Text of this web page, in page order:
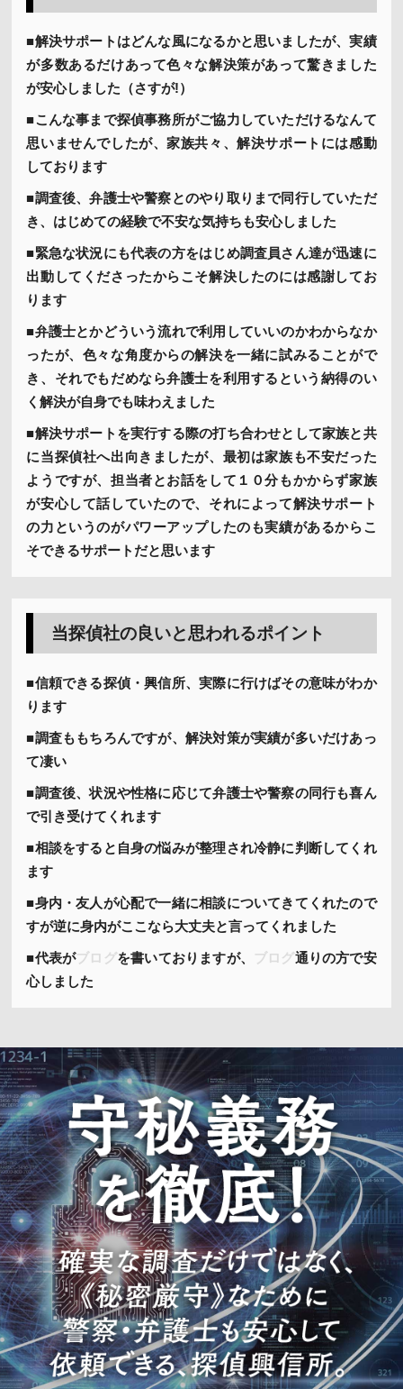
■解決サポートはどんな風になるかと思いましたが、実績
が多数あるだけあって色々な解決策があって驚きました
が安心しました（さすが!）
■こんな事まで探偵事務所がご協力していただけるなんて
思いませんでしたが、家族共々、解決サポートには感動
しております
■調査後、弁護士や警察とのやり取りまで同行していただ
き、はじめての経験で不安な気持ちも安心しました
■緊急な状況にも代表の方をはじめ調査員さん達が迅速に
出動してくださったからこそ解決したのには感謝してお
ります
■弁護士とかどういう流れで利用していいのかわからなか
ったが、色々な角度からの解決を一緒に試みることがで
き、それでもだめなら弁護士を利用するという納得のい
く解決が自身でも味わえました
■解決サポートを実行する際の打ち合わせとして家族と共
に当探偵社へ出向きましたが、最初は家族も不安だった
ようですが、担当者とお話をして１０分もかからず家族
が安心して話していたので、それによって解決サポート
の力というのがパワーアップしたのも実績があるからこ
そできるサポートだと思います
当探偵社の良いと思われるポイント
■信頼できる探偵・興信所、実際に行けばその意味がわか
ります
■調査ももちろんですが、解決対策が実績が多いだけあっ
て凄い
■調査後、状況や性格に応じて弁護士や警察の同行も喜ん
で引き受けてくれます
■相談をすると自身の悩みが整理され冷静に判断してくれ
ます
■身内・友人が心配で一緒に相談についてきてくれたので
すが逆に身内がここなら大丈夫と言ってくれました
■代表がブログを書いておりますが、 ブログ通りの方で安
心しました